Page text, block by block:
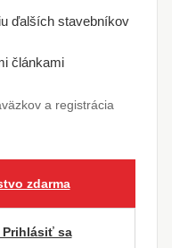
ďalších stavebníkov
článkami
a registrácia
zdarma
Prihlásiť sa